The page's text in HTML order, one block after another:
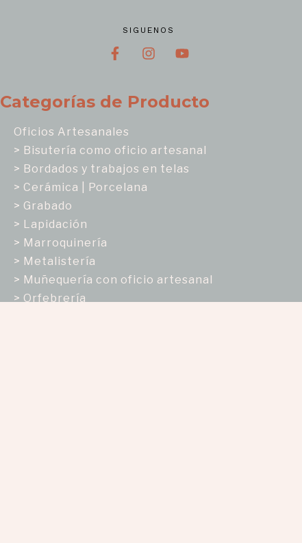
SIGUENOS
Categorías de Producto
Oficios Artesanales
> Bisutería como oficio artesanal
> Bordados y trabajos en telas
> Cerámica | Porcelana
> Grabado
> Lapidación
> Marroquinería
> Metalistería
> Muñequería con oficio artesanal
> Orfebrería